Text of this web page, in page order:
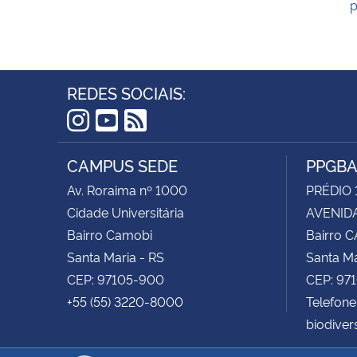
REDES SOCIAIS:
Instagram
YouTube
RSS
CAMPUS SEDE
Av. Roraima nº 1000
Cidade Universitária
Bairro Camobi
Santa Maria - RS
CEP: 97105-900
+55 (55) 3220-8000
PPGBA
PRÉDIO
Bairro
Santa
CEP: